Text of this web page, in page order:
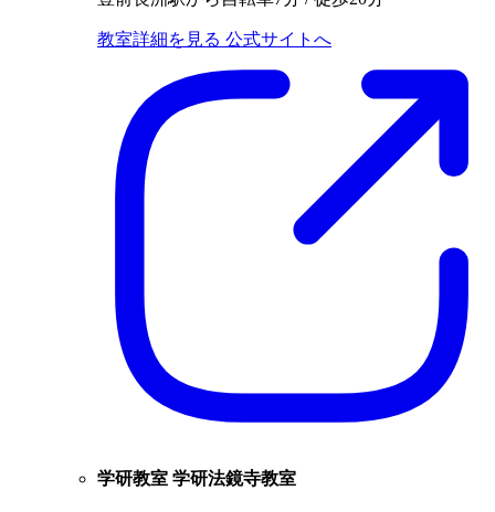
教室詳細を見る 公式サイトへ
学研教室 学研法鏡寺教室